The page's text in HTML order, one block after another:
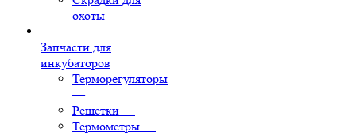
охоты
Запчасти для
инкубаторов
Терморегуляторы
—
Решетки —
Термометры —